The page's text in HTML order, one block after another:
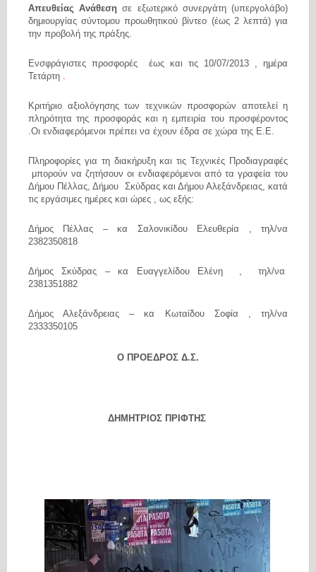
Απευθείας Ανάθεση σε εξωτερικό συνεργάτη (υπεργολάβο)
δημιουργίας σύντομου προωθητικού βίντεο (έως 2 λεπτά) για
την προβολή της πράξης.
Ενσφράγιστες προσφορές έως και τις 10/07/2013 , ημέρα
Τετάρτη .
Κριτήριο αξιολόγησης των τεχνικών προσφορών αποτελεί η
πληρότητα της προσφοράς και η εμπειρία του προσφέροντος
.Οι ενδιαφερόμενοι πρέπει να έχουν έδρα σε χώρα της Ε.Ε.
Πληροφορίες για τη διακήρυξη και τις Τεχνικές Προδιαγραφές
μπορούν να ζητήσουν οι ενδιαφερόμενοι από τα γραφεία του
Δήμου Πέλλας, Δήμου Σκύδρας και Δήμου Αλεξάνδρειας, κατά
τις εργάσιμες ημέρες και ώρες , ως εξής:
Δήμος Πέλλας – κα Σαλονικίδου Ελευθερία , τηλ/να
2382350818
Δήμος Σκύδρας – κα Ευαγγελίδου Ελένη , τηλ/να
2381351882
Δήμος Αλεξάνδρειας – κα Κωταίδου Σοφία , τηλ/να
2333350105
Ο ΠΡΟΕΔΡΟΣ Δ.Σ.
ΔΗΜΗΤΡΙΟΣ ΠΡΙΦΤΗΣ